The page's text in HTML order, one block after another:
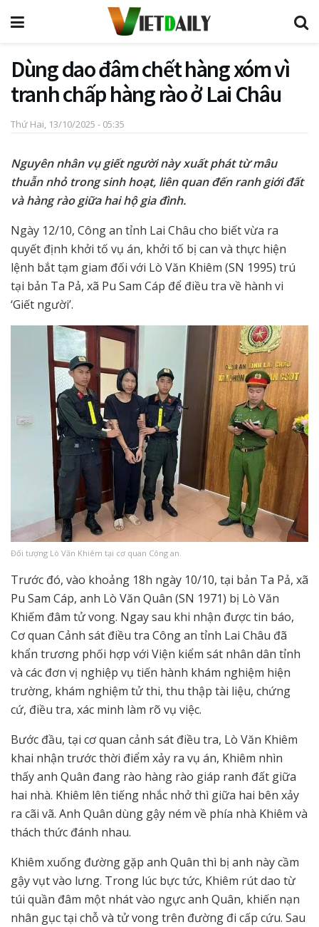
Dùng dao đâm chết hàng xóm vì
tranh chấp hàng rào ở Lai Châu
Thứ Hai, 13/10/2025 - 05:35
Nguyên nhân vụ giết người này xuất phát từ mâu
thuẫn nhỏ trong sinh hoạt, liên quan đến ranh giới đất
và hàng rào giữa hai hộ gia đình.
Ngày 12/10, Công an tỉnh Lai Châu cho biết vừa ra
quyết định khởi tố vụ án, khởi tố bị can và thực hiện
lệnh bắt tạm giam đối với Lò Văn Khiêm (SN 1995) trú
tại bản Ta Pả, xã Pu Sam Cáp để điều tra về hành vi
‘Giết người’.
Đối tượng Lò Văn Khiêm tại cơ quan Công an.
Trước đó, vào khoảng 18h ngày 10/10, tại bản Ta Pả, xã
Pu Sam Cáp, anh Lò Văn Quân (SN 1971) bị Lò Văn
Khiếm đâm tử vong. Ngay sau khi nhận được tin báo,
Cơ quan Cảnh sát điều tra Công an tỉnh Lai Châu đã
khẩn trương phối hợp với Viện kiểm sát nhân dân tỉnh
và các đơn vị nghiệp vụ tiến hành khám nghiệm hiện
trường, khám nghiệm tử thi, thu thập tài liệu, chứng
cứ, điều tra, xác minh làm rõ vụ việc.
Bước đầu, tại cơ quan cảnh sát điều tra, Lò Văn Khiêm
khai nhận trước thời điểm xảy ra vụ án, Khiêm nhìn
thấy anh Quân đang rào hàng rào giáp ranh đất giữa
hai nhà. Khiêm lên tiếng nhắc nhở thì giữa hai bên xảy
ra cãi vã. Anh Quân dùng gậy ném về phía nhà Khiêm và
thách thức đánh nhau.
Khiêm xuống đường gặp anh Quân thì bị anh này cầm
gậy vụt vào lưng. Trong lúc bực tức, Khiêm rút dao từ
túi quần đâm một nhát vào ngực anh Quân, khiến nạn
nhân gục tại chỗ và tử vong trên đường đi cấp cứu. Sau